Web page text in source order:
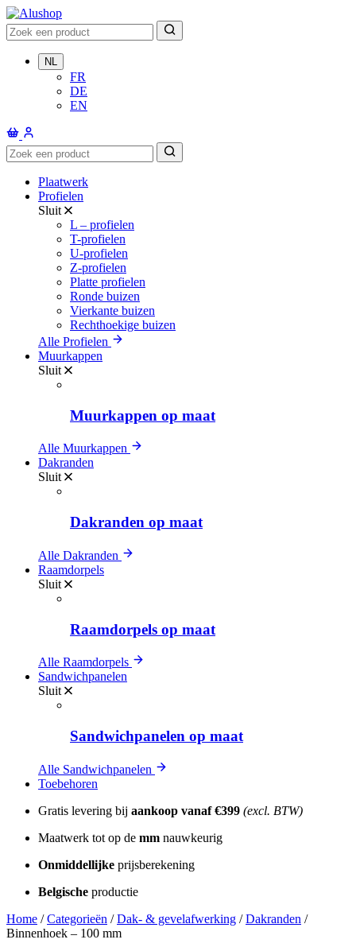
NL
FR
DE
EN
Plaatwerk
Profielen
Sluit
L – profielen
T-profielen
U-profielen
Z-profielen
Platte profielen
Ronde buizen
Vierkante buizen
Rechthoekige buizen
Alle Profielen
Muurkappen
Sluit
Muurkappen op maat
Alle Muurkappen
Dakranden
Sluit
Dakranden op maat
Alle Dakranden
Raamdorpels
Sluit
Raamdorpels op maat
Alle Raamdorpels
Sandwichpanelen
Sluit
Sandwichpanelen op maat
Alle Sandwichpanelen
Toebehoren
Gratis levering bij aankoop vanaf €399 (excl. BTW)
Maatwerk tot op de mm nauwkeurig
Onmiddellijke prijsberekening
Belgische productie
Home / Categorieën / Dak- & gevelafwerking / Dakranden /
Binnenhoek – 100 mm